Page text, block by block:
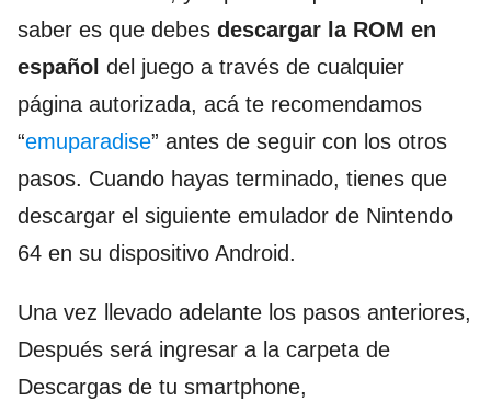
saber es que debes descargar la ROM en
español del juego a través de cualquier
página autorizada, acá te recomendamos
“emuparadise” antes de seguir con los otros
pasos. Cuando hayas terminado, tienes que
descargar el siguiente emulador de Nintendo
64 en su dispositivo Android.
Una vez llevado adelante los pasos anteriores,
Después será ingresar a la carpeta de
Descargas de tu smartphone,